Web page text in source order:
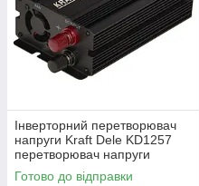
Інверторний перетворювач
напруги Kraft Dele KD1257
перетворювач напруги
автомобільний
Готово до відправки